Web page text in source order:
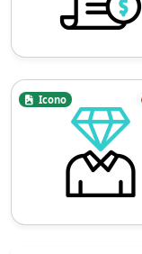
Icono